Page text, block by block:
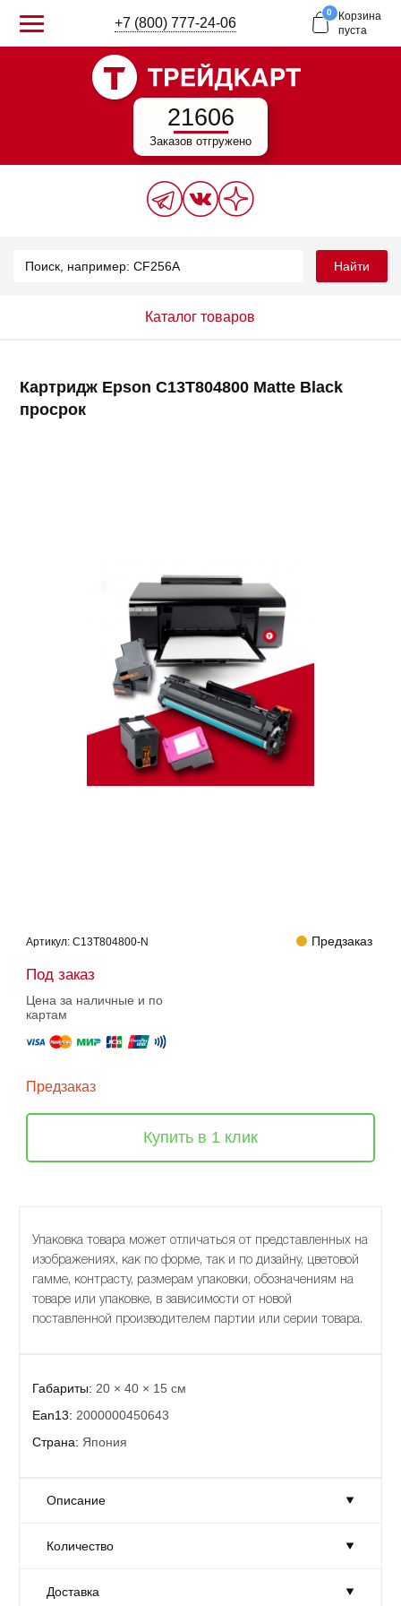
+7 (800) 777-24-06
0
Корзина
пуста
21606
Заказов отгружено
Найти
Каталог товаров
Картридж Epson C13T804800 Matte Black
просрок
Артикул:C13T804800-N Предзаказ
Под заказ
Цена за наличные и по
картам
Предзаказ
Купить в 1 клик
Упаковка товара может отличаться от представленных на
изображениях, как по форме, так и по дизайну, цветовой
гамме, контрасту, размерам упаковки, обозначениям на
товаре или упаковке, в зависимости от новой
поставленной производителем партии или серии товара.
Габариты: 20 × 40 × 15 см
Ean13: 2000000450643
Страна: Япония
Описание
Габариты: 20 × 40 × 15 см
Количество
Количество:
Доставка